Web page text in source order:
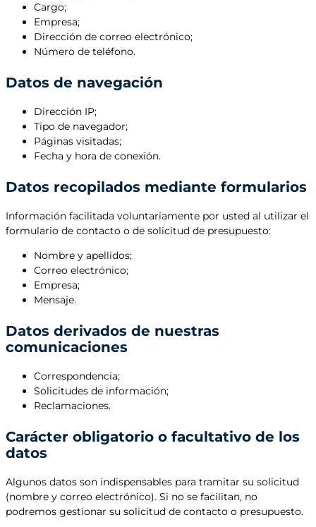
Cargo;
Empresa;
Dirección de correo electrónico;
Número de teléfono.
Datos de navegación
Dirección IP;
Tipo de navegador;
Páginas visitadas;
Fecha y hora de conexión.
Datos recopilados mediante formularios
Información facilitada voluntariamente por usted al utilizar el
formulario de contacto o de solicitud de presupuesto:
Nombre y apellidos;
Correo electrónico;
Empresa;
Mensaje.
Datos derivados de nuestras
comunicaciones
Correspondencia;
Solicitudes de información;
Reclamaciones.
Carácter obligatorio o facultativo de los
datos
Algunos datos son indispensables para tramitar su solicitud
(nombre y correo electrónico). Si no se facilitan, no
podremos gestionar su solicitud de contacto o presupuesto.